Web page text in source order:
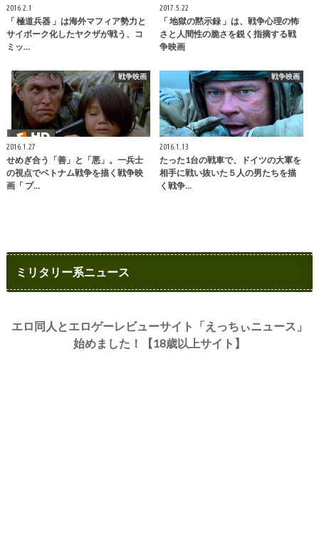
2016.2.1
「 極道兵器 」は海外マフィア勢力と
サイボーク化したヤクザが戦う、コ
ミッ…
2017.5.22
「 地獄の黙示録 」は、戦争心理の怖
さと人間性の脆さを鋭く指摘する戦
争映画
戦争映画
2016.1.27
せめぎ合う「善」と「悪」。一兵士
の視点でベトナム戦争を描く戦争映
画「 プ…
戦争映画
2016.1.13
たった1台の戦車で、ドイツの大軍を
相手に戦い抜いた５人の男たちを描
く戦争…
ミリタリー系ニュース
エロ同人とエロゲーレビューサイト「えっちぃニュース」
始めました！【18歳以上サイト】